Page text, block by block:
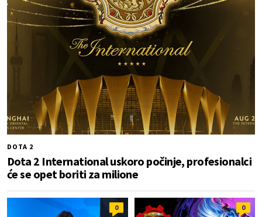
DOTA 2
Dota 2 International uskoro počinje, profesionalci
će se opet boriti za milione
0 0